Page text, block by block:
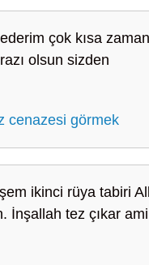
çok kısa
olsun sizden
cenazesi görmek
ikinci rüya tabiri
İnşallah tez çıkar